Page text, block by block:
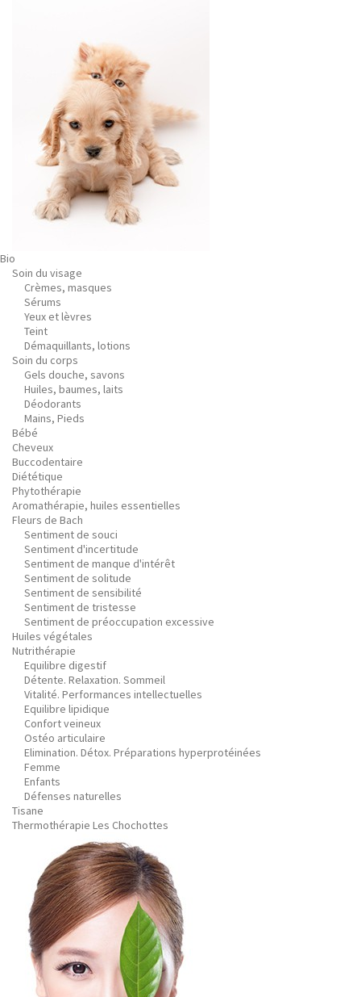
Bio
Soin du visage
Crèmes, masques
Sérums
Yeux et lèvres
Teint
Démaquillants, lotions
Soin du corps
Gels douche, savons
Huiles, baumes, laits
Déodorants
Mains, Pieds
Bébé
Cheveux
Buccodentaire
Diététique
Phytothérapie
Aromathérapie, huiles essentielles
Fleurs de Bach
Sentiment de souci
Sentiment d'incertitude
Sentiment de manque d'intérêt
Sentiment de solitude
Sentiment de sensibilité
Sentiment de tristesse
Sentiment de préoccupation excessive
Huiles végétales
Nutrithérapie
Equilibre digestif
Détente. Relaxation. Sommeil
Vitalité. Performances intellectuelles
Equilibre lipidique
Confort veineux
Ostéo articulaire
Elimination. Détox. Préparations hyperprotéinées
Femme
Enfants
Défenses naturelles
Tisane
Thermothérapie Les Chochottes